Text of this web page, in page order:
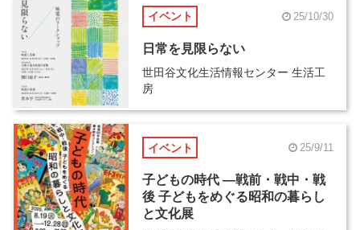
イベント 25/10/30
日常を見限らない
世田谷文化生活情報センター 生活工
房
イベント 25/9/11
子どもの時代 ―戦前・戦中・戦
後 子どもをめぐる昭和の暮らし
と文化展